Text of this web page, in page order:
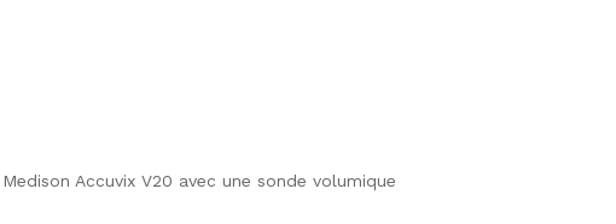
Accuvix V20 avec une sonde volumique